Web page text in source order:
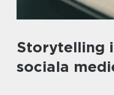
Storytelling
sociala